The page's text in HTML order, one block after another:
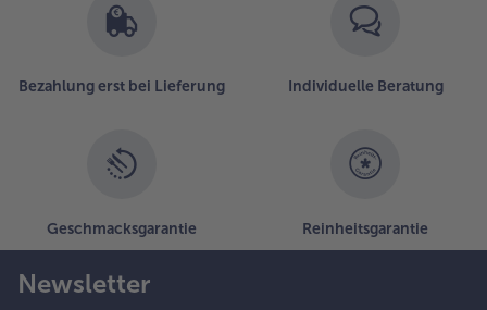
Bezahlung erst bei Lieferung Individuelle Beratung
Geschmacksgarantie Reinheitsgarantie
Newsletter